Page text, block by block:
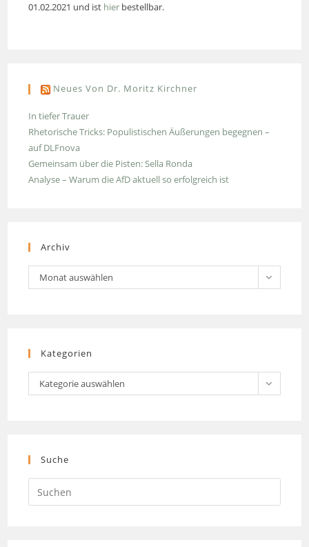
01.02.2021 und ist hier bestellbar.
Neues Von Dr. Moritz Kirchner
In tiefer Trauer
Rhetorische Tricks: Populistischen Äußerungen begegnen –
auf DLFnova
Gemeinsam über die Pisten: Sella Ronda
Analyse – Warum die AfD aktuell so erfolgreich ist
Archiv
Archiv
Monat auswählen
Kategorien
Kategorien
Kategorie auswählen
Suche